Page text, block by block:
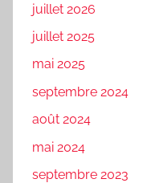
juillet 2026
juillet 2025
mai 2025
septembre 2024
août 2024
mai 2024
septembre 2023